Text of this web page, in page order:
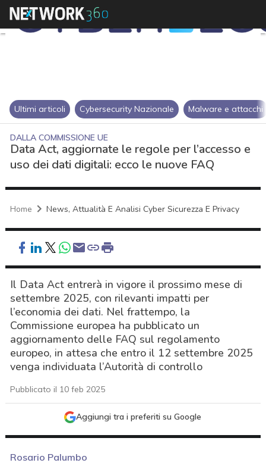
Ultimi articoli Cybersecurity Nazionale Malware e attacchi
DALLA COMMISSIONE UE
Data Act, aggiornate le regole per l’accesso e
uso dei dati digitali: ecco le nuove FAQ
Home News, Attualità E Analisi Cyber Sicurezza E Privacy
Il Data Act entrerà in vigore il prossimo mese di
settembre 2025, con rilevanti impatti per
l’economia dei dati. Nel frattempo, la
Commissione europea ha pubblicato un
aggiornamento delle FAQ sul regolamento
europeo, in attesa che entro il 12 settembre 2025
venga individuata l’Autorità di controllo
Pubblicato il 10 feb 2025
Aggiungi tra i preferiti su Google
Rosario Palumbo